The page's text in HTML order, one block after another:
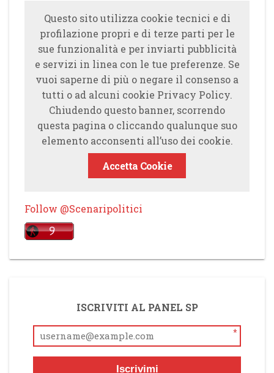
Questo sito utilizza cookie tecnici e di
profilazione propri e di terze parti per le
sue funzionalità e per inviarti pubblicità
e servizi in linea con le tue preferenze. Se
vuoi saperne di più o negare il consenso a
tutti o ad alcuni cookie Privacy Policy.
Chiudendo questo banner, scorrendo
questa pagina o cliccando qualunque suo
elemento acconsenti all’uso dei cookie.
Accetta Cookie
Follow @Scenaripolitici
ISCRIVITI AL PANEL SP
*
Iscrivimi